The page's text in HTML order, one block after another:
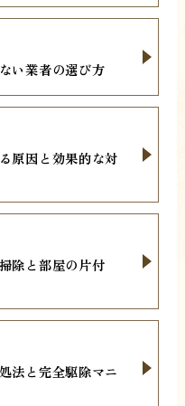
い業者の選び方
原因と効果的な対
除と部屋の片付
法と完全駆除マニ